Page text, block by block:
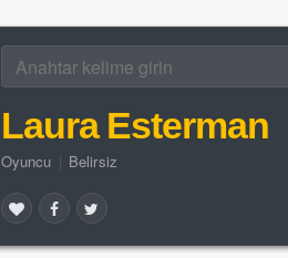
Laura Esterman
Oyuncu Belirsiz